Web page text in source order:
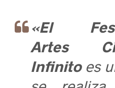
«El
Artes
Infinito es